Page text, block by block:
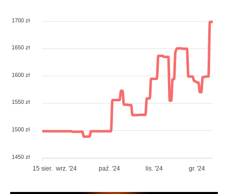
1700 zł
1650 zł
1600 zł
1550 zł
1500 zł
1450 zł
15 sier. wrz. '24 paź. '24 lis. '24 gr. '24